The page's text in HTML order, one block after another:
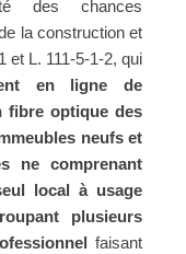
des chances
la construction et
et L. 111-5-1-2, qui
en ligne de
fibre optique des
neufs et
ne comprenant
local à usage
plusieurs
faisant